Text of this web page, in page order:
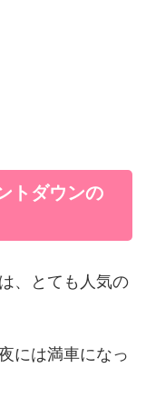
トダウンの
、とても人気の
には満車になっ